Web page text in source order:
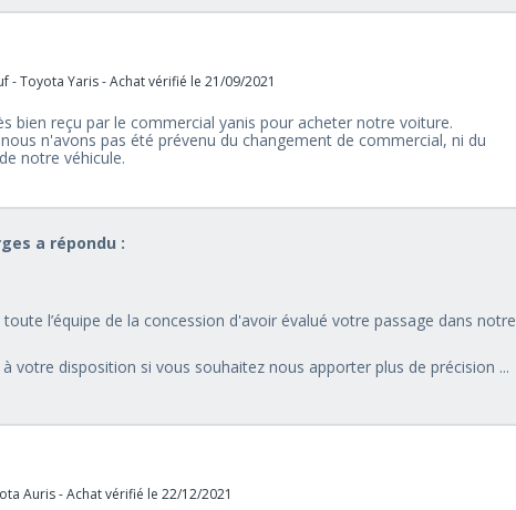
- Toyota Yaris - Achat vérifié le 21/09/2021
bien reçu par le commercial yanis pour acheter notre voiture.
n'avons pas été prévenu du changement de commercial, ni du
notre véhicule.
a répondu :
l’équipe de la concession d'avoir évalué votre passage dans notre
votre disposition si vous souhaitez nous apporter plus de précision ...
Auris - Achat vérifié le 22/12/2021